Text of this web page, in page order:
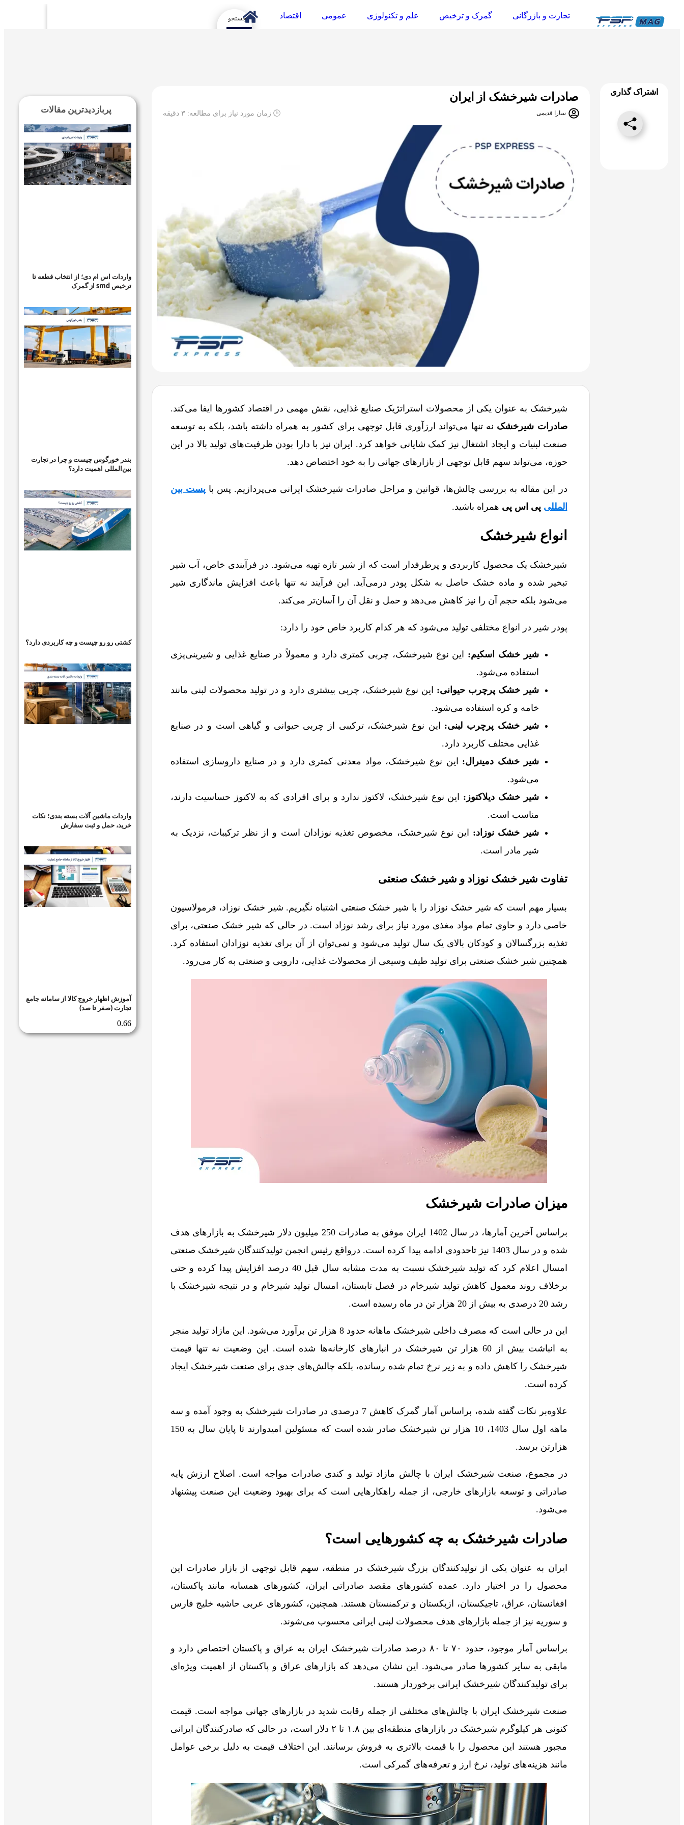
تجارت و بازرگانی گمرک و ترخیص علم و تکنولوژی عمومی اقتصاد
اشتراک گذاری صادرات شیرخشک از ایران
سارا قدیمی 🕒 زمان مورد نیاز برای مطالعه: ۳ دقیقه
شیرخشک به عنوان یکی از محصولات استراتژیک صنایع غذایی، نقش مهمی در اقتصاد کشورها ایفا می‌کند.
صادرات شیرخشک نه تنها می‌تواند ارزآوری قابل توجهی برای کشور به همراه داشته باشد، بلکه به توسعه
صنعت لبنیات و ایجاد اشتغال نیز کمک شایانی خواهد کرد. ایران نیز با دارا بودن ظرفیت‌های تولید بالا در این
حوزه، می‌تواند سهم قابل توجهی از بازارهای جهانی را به خود اختصاص دهد.
در این مقاله به بررسی چالش‌ها، قوانین و مراحل صادرات شیرخشک ایرانی می‌پردازیم. پس باپست بین
المللی پی اس پی همراه باشید.
انواع شیرخشک
شیرخشک یک محصول کاربردی و پرطرفدار است که از شیر تازه تهیه می‌شود. در فرآیندی خاص، آب شیر
تبخیر شده و ماده خشک حاصل به شکل پودر درمی‌آید. این فرآیند نه تنها باعث افزایش ماندگاری شیر
می‌شود بلکه حجم آن را نیز کاهش می‌دهد و حمل و نقل آن را آسان‌تر می‌کند.
پودر شیر در انواع مختلفی تولید می‌شود که هر کدام کاربرد خاص خود را دارد:
شیر خشک اسکیم: این نوع شیرخشک، چربی کمتری دارد و معمولاً در صنایع غذایی و شیرینی‌پزی
استفاده می‌شود.
شیر خشک پرچرب حیوانی: این نوع شیرخشک، چربی بیشتری دارد و در تولید محصولات لبنی مانند
خامه و کره استفاده می‌شود.
شیر خشک پرچرب لبنی: این نوع شیرخشک، ترکیبی از چربی حیوانی و گیاهی است و در صنایع
غذایی مختلف کاربرد دارد.
شیر خشک دمینرال: این نوع شیرخشک، مواد معدنی کمتری دارد و در صنایع داروسازی استفاده
می‌شود.
شیر خشک دیلاکتوز : این نوع شیرخشک، لاکتوز ندارد و برای افرادی که به لاکتوز حساسیت دارند،
مناسب است.
شیر خشک نوزاد: این نوع شیرخشک، مخصوص تغذیه نوزادان است و از نظر ترکیبات، نزدیک به
شیر مادر است.
تفاوت شیر خشک نوزاد و شیر خشک صنعتی
بسیار مهم است که شیر خشک نوزاد را با شیر خشک صنعتی اشتباه نگیریم. شیر خشک نوزاد، فرمولاسیون
خاصی دارد و حاوی تمام مواد مغذی مورد نیاز برای رشد نوزاد است. در حالی که شیر خشک صنعتی، برای
تغذیه بزرگسالان و کودکان بالای یک سال تولید می‌شود و نمی‌توان از آن برای تغذیه نوزادان استفاده کرد.
همچنین شیر خشک صنعتی برای تولید طیف وسیعی از محصولات غذایی، دارویی و صنعتی به کار می‌رود.
میزان صادرات شیرخشک
براساس آخرین آمارها، در سال 1402 ایران موفق به صادرات 250 میلیون دلار شیرخشک به بازارهای هدف
شده و در سال 1403 نیز تاحدودی ادامه پیدا کرده است. درواقع رئیس انجمن تولیدکنندگان شیرخشک صنعتی
امسال اعلام کرد که تولید شیرخشک نسبت به مدت مشابه سال قبل 40 درصد افزایش پیدا کرده و حتی
برخلاف روند معمول کاهش تولید شیرخام در فصل تابستان، امسال تولید شیرخام و در نتیجه شیرخشک با
رشد 20 درصدی به بیش از 20 هزار تن در ماه رسیده است.
این در حالی است که مصرف داخلی شیرخشک ماهانه حدود 8 هزار تن برآورد می‌شود. این مازاد تولید منجر
به انباشت بیش از 60 هزار تن شیرخشک در انبارهای کارخانه‌ها شده است. این وضعیت نه تنها قیمت
شیرخشک را کاهش داده و به زیر نرخ تمام شده رسانده، بلکه چالش‌های جدی برای صنعت شیرخشک ایجاد
کرده است.
علاوه‌بر نکات گفته شده، براساس آمار گمرک کاهش 7 درصدی در صادرات شیرخشک به وجود آمده و سه
ماهه اول سال 1403، 10 هزار تن شیرخشک صادر شده است که مسئولین امیدوارند تا پایان سال به 150
هزارتن برسد.
در مجموع، صنعت شیرخشک ایران با چالش مازاد تولید و کندی صادرات مواجه است. اصلاح ارزش پایه
صادراتی و توسعه بازارهای خارجی، از جمله راهکارهایی است که برای بهبود وضعیت این صنعت پیشنهاد
می‌شود.
صادرات شیرخشک به چه کشورهایی است؟
ایران به عنوان یکی از تولیدکنندگان بزرگ شیرخشک در منطقه، سهم قابل توجهی از بازار صادرات این
محصول را در اختیار دارد. عمده کشورهای مقصد صادراتی ایران، کشورهای همسایه مانند پاکستان،
افغانستان، عراق، تاجیکستان، ازبکستان و ترکمنستان هستند. همچنین، کشورهای عربی حاشیه خلیج فارس
و سوریه نیز از جمله بازارهای هدف محصولات لبنی ایرانی محسوب می‌شوند.
براساس آمار موجود، حدود ۷۰ تا ۸۰ درصد صادرات شیرخشک ایران به عراق و پاکستان اختصاص دارد و
مابقی به سایر کشورها صادر می‌شود. این نشان می‌دهد که بازارهای عراق و پاکستان از اهمیت ویژه‌ای
برای تولیدکنندگان شیرخشک ایرانی برخوردار هستند.
صنعت شیرخشک ایران با چالش‌های مختلفی از جمله رقابت شدید در بازارهای جهانی مواجه است. قیمت
کنونی هر کیلوگرم شیرخشک در بازارهای منطقه‌ای بین ۱.۸ تا ۲ دلار است، در حالی که صادرکنندگان ایرانی
مجبور هستند این محصول را با قیمت بالاتری به فروش برسانند. این اختلاف قیمت به دلیل برخی عوامل
مانند هزینه‌های تولید، نرخ ارز و تعرفه‌های گمرکی است.
پربازدیدترین مقالات
واردات اس ام دی؛ از انتخاب قطعه تا
ترخیص smd از گمرک
بندر خورگوس چیست و چرا در تجارت
بین‌المللی اهمیت دارد؟
کشتی رو رو چیست و چه کاربردی دارد؟
واردات ماشین آلات بسته بندی؛ نکات
خرید، حمل و ثبت سفارش
آموزش اظهار خروج کالا از سامانه جامع
تجارت (صفر تا صد)